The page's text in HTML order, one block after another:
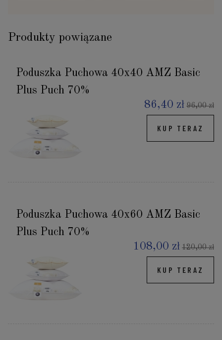
Produkty powiązane
Poduszka Puchowa 40x40 AMZ Basic
Plus Puch 70%
86,40 zł 96,00 zł
KUP TERAZ
Poduszka Puchowa 40x60 AMZ Basic
Plus Puch 70%
108,00 zł 120,00 zł
KUP TERAZ